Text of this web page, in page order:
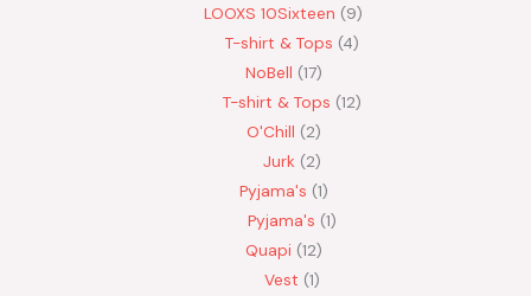
LOOXS 10Sixteen
9
T-shirt & Tops 4
NoBell 17
T-shirt & Tops 12
O'Chill 2
Jurk
2
Pyjama's 1
Pyjama's 1
Quapi 12
Vest 1